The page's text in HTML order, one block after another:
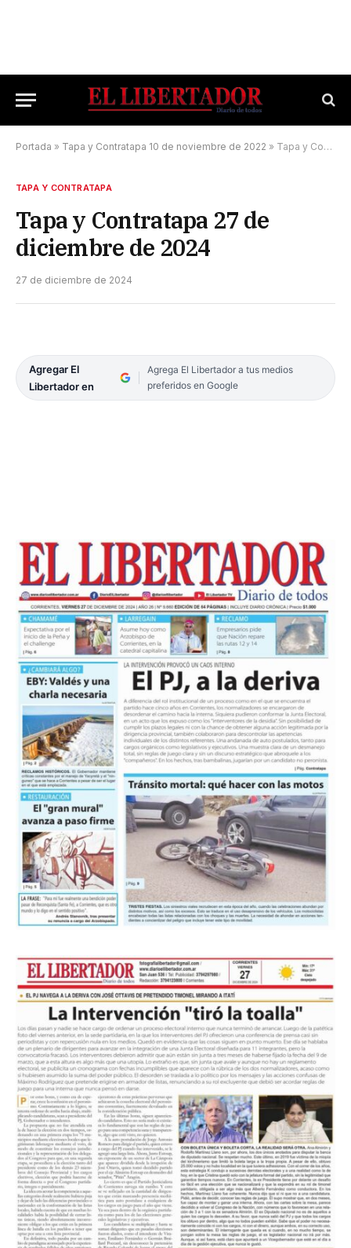
Portada » Tapa y Contratapa 10 de noviembre de 2022 » Tapa y Contratapa 27 de diciembre de 2024
TAPA Y CONTRATAPA
Tapa y Contratapa 27 de
diciembre de 2024
27 de diciembre de 2024
Agregar El
Libertador en
Agrega El Libertador a tus medios
preferidos en Google